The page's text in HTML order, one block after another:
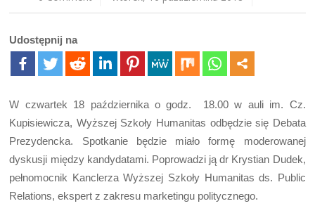
Udostępnij na
W czwartek 18 października o godz. 18.00 w auli im. Cz.
Kupisiewicza, Wyższej Szkoły Humanitas odbędzie się Debata
Prezydencka. Spotkanie będzie miało formę moderowanej
dyskusji między kandydatami. Poprowadzi ją dr Krystian Dudek,
pełnomocnik Kanclerza Wyższej Szkoły Humanitas ds. Public
Relations, ekspert z zakresu marketingu politycznego.